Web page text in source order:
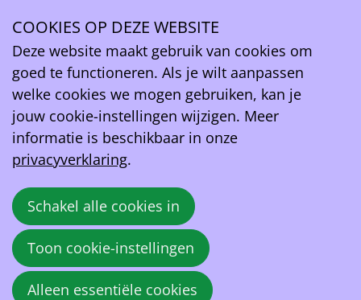
voor elektriciteit
De eerste fiscale verschuiving maakt de kloof
tussen elektrisch en fossiel opnieuw groter.
EV Belgium verwelkomt dat het federale
begrotingsakkoord eindelijk een eerste fiscale
verschuiving inzet die elektrisch rijden
aantrekkelijker maakt. De combinatie van een lichte
accijnsverhoging op benzine en diesel en een
verlaging van de accijnzen op elektriciteit vergroot de
TCO-kloof duidelijk in het voordeel van de
elektrische wagen. Dit is niet alleen belangrijk voor
COOKIES OP DEZE WEBSITE
Deze website maakt gebruik van cookies om
goed te functioneren. Als je wilt aanpassen
welke cookies we mogen gebruiken, kan je
jouw cookie-instellingen wijzigen. Meer
informatie is beschikbaar in onze
privacyverklaring.
Schakel alle cookies in
Toon cookie-instellingen
Alleen essentiële cookies